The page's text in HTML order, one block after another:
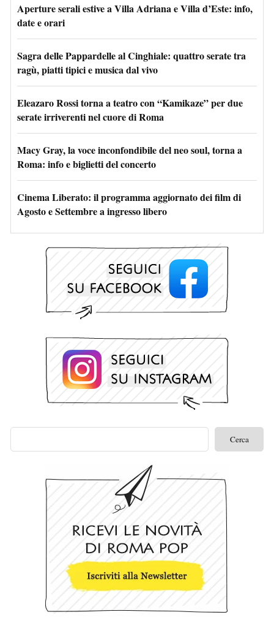
Aperture serali estive a Villa Adriana e Villa d’Este: info,
date e orari
Sagra delle Pappardelle al Cinghiale: quattro serate tra
ragù, piatti tipici e musica dal vivo
Eleazaro Rossi torna a teatro con “Kamikaze” per due
serate irriverenti nel cuore di Roma
Macy Gray, la voce inconfondibile del neo soul, torna a
Roma: info e biglietti del concerto
Cinema Liberato: il programma aggiornato dei film di
Agosto e Settembre a ingresso libero